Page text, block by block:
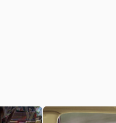
Vanaf:€20.59